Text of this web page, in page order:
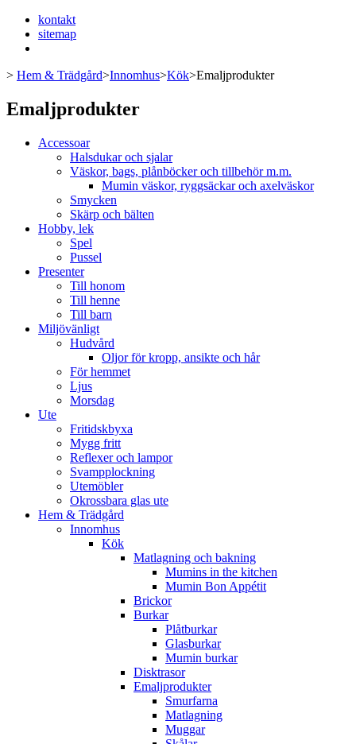
kontakt
sitemap
> Hem & Trädgård>Innomhus>Kök>Emaljprodukter
Emaljprodukter
Accessoar
Halsdukar och sjalar
Väskor, bags, plånböcker och tillbehör m.m.
Mumin väskor, ryggsäckar och axelväskor
Smycken
Skärp och bälten
Hobby, lek
Spel
Pussel
Presenter
Till honom
Till henne
Till barn
Miljövänligt
Hudvård
Oljor för kropp, ansikte och hår
För hemmet
Ljus
Morsdag
Ute
Fritidskbyxa
Mygg fritt
Reflexer och lampor
Svampplockning
Utemöbler
Okrossbara glas ute
Hem & Trädgård
Innomhus
Kök
Matlagning och bakning
Mumins in the kitchen
Mumin Bon Appétit
Brickor
Burkar
Plåtburkar
Glasburkar
Mumin burkar
Disktrasor
Emaljprodukter
Smurfarna
Matlagning
Muggar